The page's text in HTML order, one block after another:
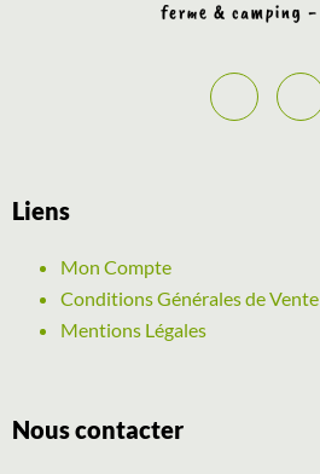
Liens
Mon Compte
Conditions Générales de Vente
Mentions Légales
Nous contacter